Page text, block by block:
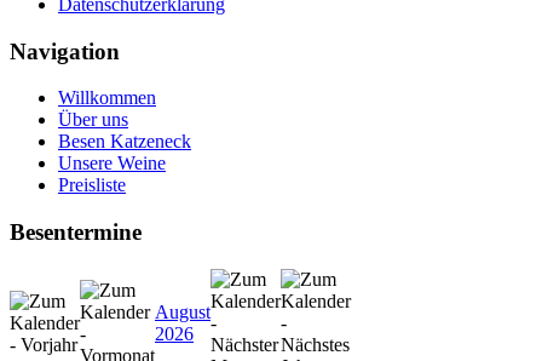
Navigation
Willkommen
Über uns
Besen Katzeneck
Unsere Weine
Preisliste
Besentermine
August
2026